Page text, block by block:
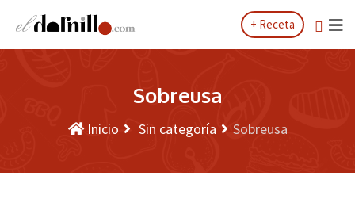
+ Receta
Sobreusa
Inicio Sin categoría Sobreusa